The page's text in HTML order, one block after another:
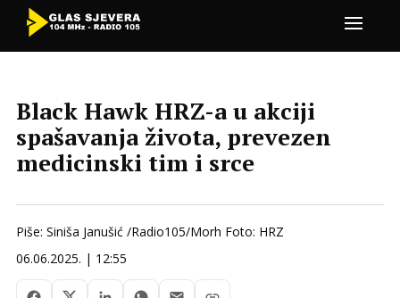
Black Hawk HRZ-a u akciji
spašavanja života, prevezen
medicinski tim i srce
Piše: Siniša Janušić /Radio105/Morh Foto: HRZ
06.06.2025. | 12:55